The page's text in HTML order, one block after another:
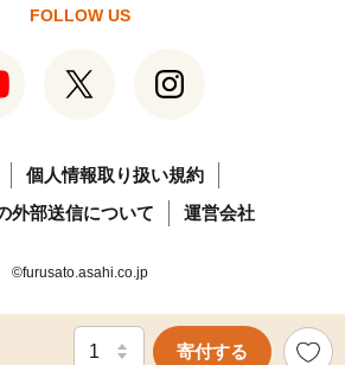
寄付する
FOLLOW US
個人情報取り扱い規約
外部送信について
運営会社
©furusato.asahi.co.jp